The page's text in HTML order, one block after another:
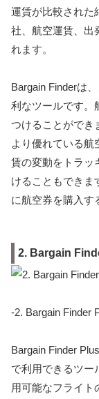
運賃が比較された
社、航空運賃、出
れます。
Bargain Finderは
利なツールです。
つけることができ
より優れている航
賃の変動をトラッ
けることもできま
に航空券を購入す
2. Bargain
-2. Bargain Finder
Bargain Finder
で利用できるツー
用可能なフライト